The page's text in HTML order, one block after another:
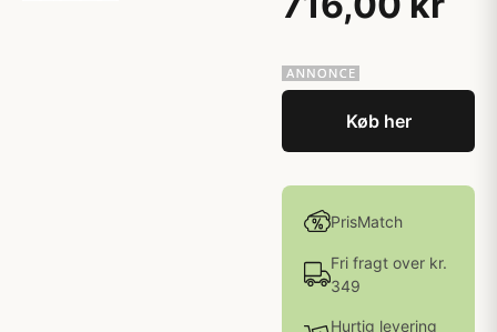
Køb her
PrisMatch
Fri fragt over kr.
349
Hurtig levering